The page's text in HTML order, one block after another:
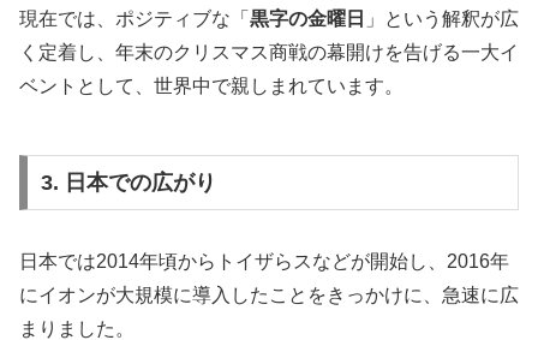
現在では、ポジティブな「 黒字の金曜日 」という解釈が広
く定着し、年末のクリスマス商戦の幕開けを告げる一大イ
ベントとして、世界中で親しまれています。
3. 日本での広がり
日本では2014年頃からトイザらスなどが開始し、2016年
にイオンが大規模に導入したことをきっかけに、急速に広
まりました。